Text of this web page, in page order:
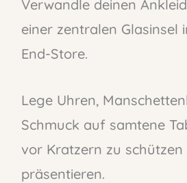
Verwandle deinen
einer zentralen Glasinsel
End-Store.
Lege Uhren,
Schmuck auf samtene
vor Kratzern zu schützen
präsentieren.